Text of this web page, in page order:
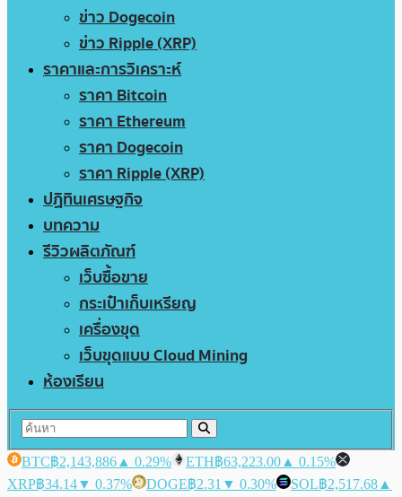
ข่าว Dogecoin
ข่าว Ripple (XRP)
ราคาและการวิเคราะห์
ราคา Bitcoin
ราคา Ethereum
ราคา Dogecoin
ราคา Ripple (XRP)
ปฏิทินเศรษฐกิจ
บทความ
รีวิวผลิตภัณฑ์
เว็บซื้อขาย
กระเป๋าเก็บเหรียญ
เครื่องขุด
เว็บขุดแบบ Cloud Mining
ห้องเรียน
BTC฿2,143,886 ▲ 0.29% ETH฿63,223.00 ▲ 0.15%
XRP฿34.14▼ 0.37% DOGE฿2.31 ▼ 0.30% SOL฿2,517.68 ▲